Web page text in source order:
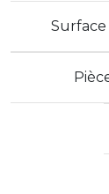
Surface